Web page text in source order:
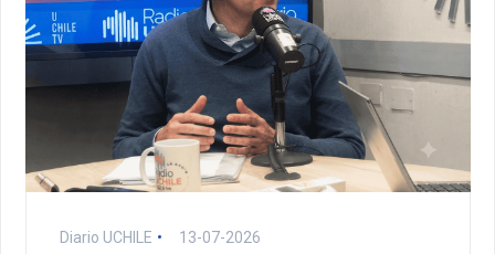
Diario UCHILE 13-07-2026